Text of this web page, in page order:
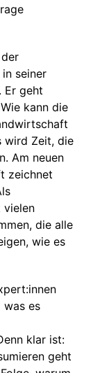
seiner
Er geht
kann die
wird Zeit, die
Am neuen
zeichnet
vielen
die alle
wie es
was es
klar ist:
geht